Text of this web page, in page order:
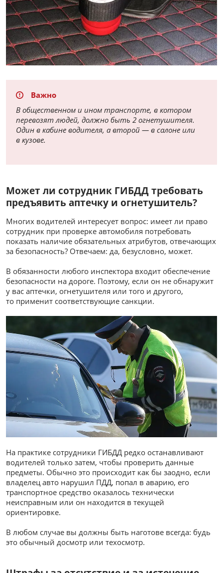
Важно
В общественном и ином транспорте, в котором
перевозят людей, должно быть 2 огнетушителя.
Один в кабине водителя, а второй — в салоне или
в кузове.
Может ли сотрудник ГИБДД требовать
предъявить аптечку и огнетушитель?
Многих водителей интересует вопрос: имеет ли право
сотрудник при проверке автомобиля потребовать
показать наличие обязательных атрибутов, отвечающих
за безопасность? Отвечаем: да, безусловно, может.
В обязанности любого инспектора входит обеспечение
безопасности на дороге. Поэтому, если он не обнаружит
у вас аптечки, огнетушителя или того и другого,
то применит соответствующие санкции.
На практике сотрудники ГИБДД редко останавливают
водителей только затем, чтобы проверить данные
предметы. Обычно это происходит как бы заодно, если
владелец авто нарушил ПДД, попал в аварию, его
транспортное средство оказалось технически
неисправным или он находится в текущей
ориентировке.
В любом случае вы должны быть наготове всегда: будь
это обычный досмотр или техосмотр.